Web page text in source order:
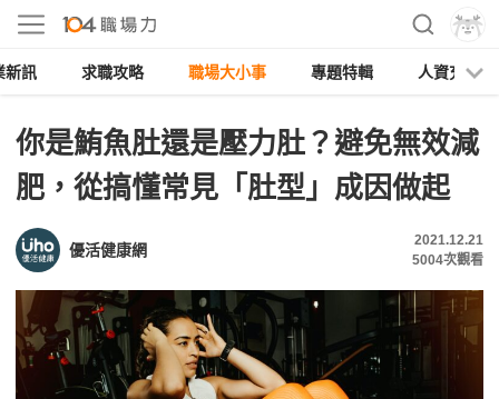
新訊 求職攻略 職場大小事 專題特輯 人資充電
你是鮪魚肚還是壓力肚？避免無效減
肥，從搞懂常見「肚型」成因做起
優活健康網
2021.12.21
5004次觀看